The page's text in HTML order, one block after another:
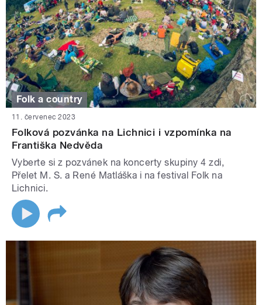
Folk a country
11. červenec 2023
Folková pozvánka na Lichnici i vzpomínka na
Františka Nedvěda
Vyberte si z pozvánek na koncerty skupiny 4 zdi,
Přelet M. S. a René Matláška i na festival Folk na
Lichnici.